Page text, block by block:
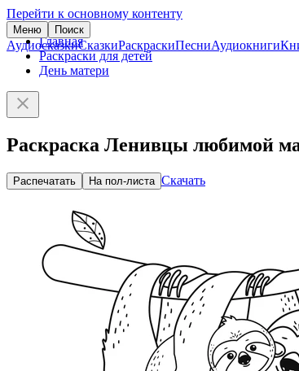
Перейти к основному контенту
Меню Поиск
АудиосказкиСказкиРаскраскиПесниАудиокниги
Главная
Раскраски для детей
День матери
Раскраска Ленивцы любимой
Распечатать На пол-листа Скачать